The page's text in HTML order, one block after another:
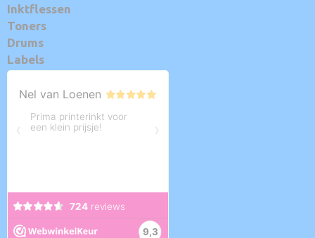
Inktflessen
Toners
Drums
Labels